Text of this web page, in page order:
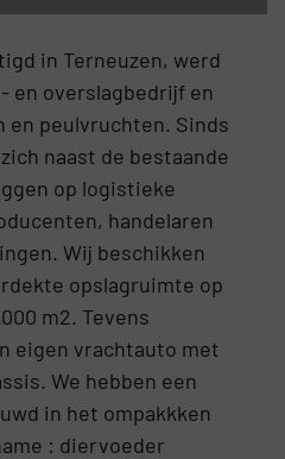
in Terneuzen, werd
en overslagbedrijf en
en peulvruchten. Sinds
naast de bestaande
op logistieke
handelaren
Wij beschikken
opslagruimte op
m2. Tevens
eigen vrachtauto met
We hebben een
in het ompakkken
: diervoeder